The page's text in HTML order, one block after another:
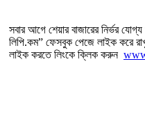
সবার আগে শেয়ার বাজারের নির্ভর
লিপি.কম” ফেসবুক পেজে লাইক করে
লাইক করতে লিংকে ক্লিক করুন